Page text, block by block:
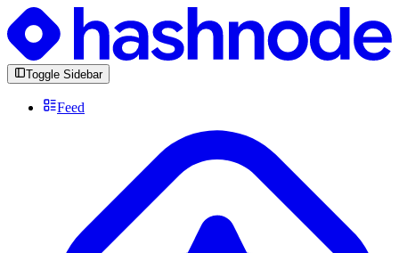
Toggle Sidebar
Feed